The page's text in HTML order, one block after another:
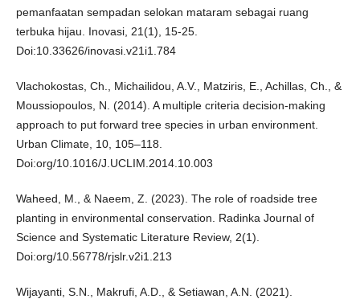
pemanfaatan sempadan selokan mataram sebagai ruang
terbuka hijau. Inovasi, 21(1), 15-25.
Doi:10.33626/inovasi.v21i1.784
Vlachokostas, Ch., Michailidou, A.V., Matziris, E., Achillas, Ch., &
Moussiopoulos, N. (2014). A multiple criteria decision-making
approach to put forward tree species in urban environment.
Urban Climate, 10, 105–118.
Doi:org/10.1016/J.UCLIM.2014.10.003
Waheed, M., & Naeem, Z. (2023). The role of roadside tree
planting in environmental conservation. Radinka Journal of
Science and Systematic Literature Review, 2(1).
Doi:org/10.56778/rjslr.v2i1.213
Wijayanti, S.N., Makrufi, A.D., & Setiawan, A.N. (2021).